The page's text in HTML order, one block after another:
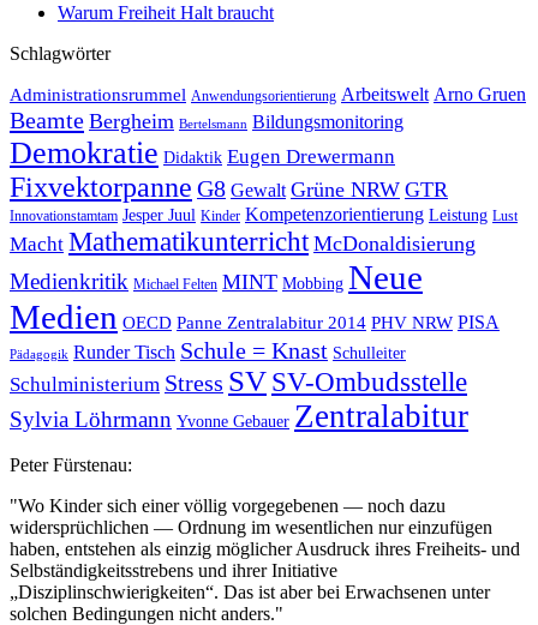
Warum Freiheit Halt braucht
Schlagwörter
Administrationsrummel Anwendungsorientierung Arbeitswelt Arno Gruen
Beamte Bergheim Bertelsmann Bildungsmonitoring
Demokratie Didaktik Eugen Drewermann
Fixvektorpanne G8 Gewalt Grüne NRW GTR
Innovationstamtam Jesper Juul Kinder Kompetenzorientierung Leistung Lust
Macht Mathematikunterricht McDonaldisierung
Medienkritik Michael Felten MINT Mobbing Neue
Medien OECD Panne Zentralabitur 2014 PHV NRW PISA
Pädagogik Runder Tisch Schule = Knast Schulleiter
Schulministerium Stress SV SV-Ombudsstelle
Sylvia Löhrmann Yvonne Gebauer Zentralabitur
Peter Fürstenau:
"Wo Kinder sich einer völlig vorgegebenen — noch dazu
widersprüchlichen — Ordnung im wesentlichen nur einzufügen
haben, entstehen als einzig möglicher Ausdruck ihres Freiheits- und
Selbständigkeitsstrebens und ihrer Initiative
„Disziplinschwierigkeiten“. Das ist aber bei Erwachsenen unter
solchen Bedingungen nicht anders."